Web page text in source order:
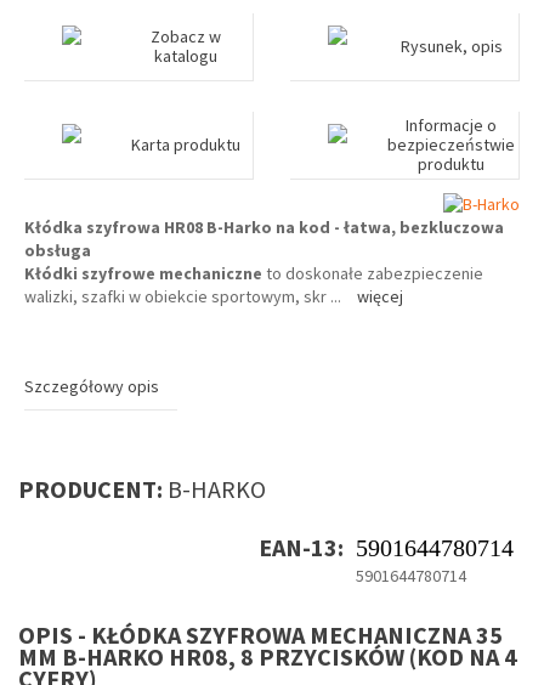
Zobacz w
katalogu
Rysunek, opis
Karta produktu
Informacje o
bezpieczeństwie
produktu
Kłódka szyfrowa HR08 B-Harko na kod - łatwa, bezkluczowa
obsługa
Kłódki szyfrowe mechaniczne to doskonałe zabezpieczenie
walizki, szafki w obiekcie sportowym, skr ... więcej
Szczegółowy opis
PRODUCENT: B-HARKO
EAN-13: 5901644780714
5901644780714
OPIS - KŁÓDKA SZYFROWA MECHANICZNA 35
MM B-HARKO HR08, 8 PRZYCISKÓW (KOD NA 4
CYFRY)